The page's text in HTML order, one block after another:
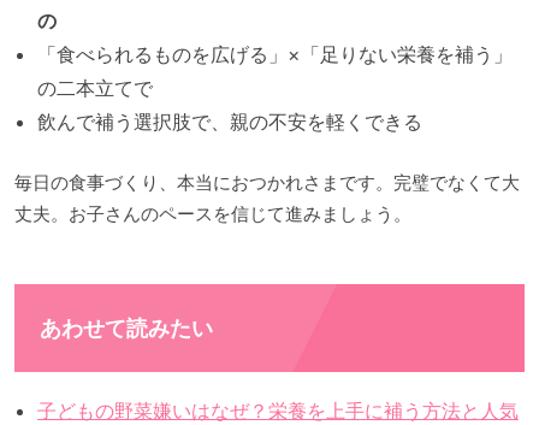
の
「食べられるものを広げる」×「足りない栄養を補う」
の二本立てで
飲んで補う選択肢で、親の不安を軽くできる
毎日の食事づくり、本当におつかれさまです。完璧でなくて大
丈夫。お子さんのペースを信じて進みましょう。
あわせて読みたい
子どもの野菜嫌いはなぜ？栄養を上手に補う方法と人気